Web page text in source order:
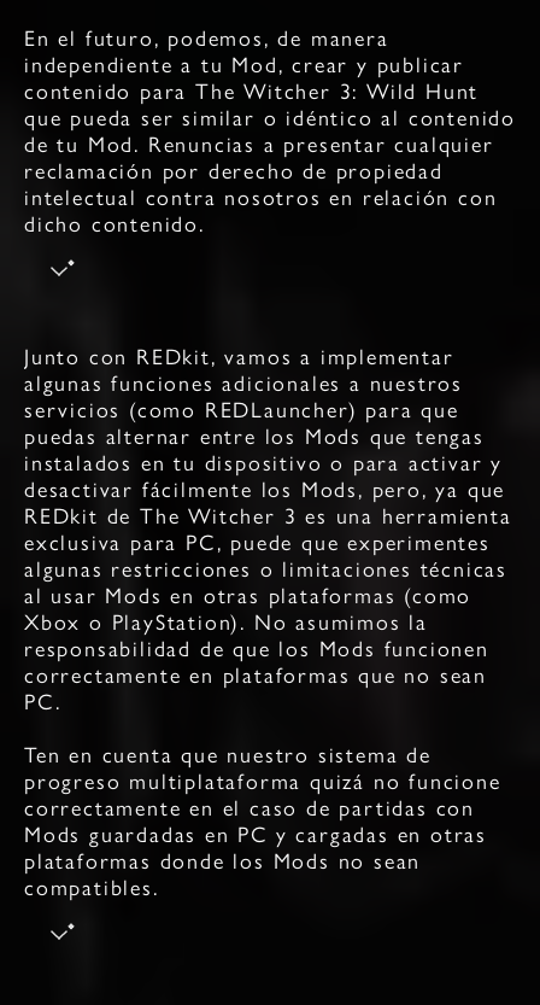
En el futuro, podemos, de manera
independiente a tu Mod, crear y publicar
contenido para The Witcher 3: Wild Hunt
que pueda ser similar o idéntico al contenido
de tu Mod. Renuncias a presentar cualquier
reclamación por derecho de propiedad
intelectual contra nosotros en relación con
dicho contenido.
Junto con REDkit, vamos a implementar
algunas funciones adicionales a nuestros
servicios (como REDLauncher) para que
puedas alternar entre los Mods que tengas
instalados en tu dispositivo o para activar y
desactivar fácilmente los Mods, pero, ya que
REDkit de The Witcher 3 es una herramienta
exclusiva para PC, puede que experimentes
algunas restricciones o limitaciones técnicas
al usar Mods en otras plataformas (como
Xbox o PlayStation). No asumimos la
responsabilidad de que los Mods funcionen
correctamente en plataformas que no sean
PC.
Ten en cuenta que nuestro sistema de
progreso multiplataforma quizá no funcione
correctamente en el caso de partidas con
Mods guardadas en PC y cargadas en otras
plataformas donde los Mods no sean
compatibles.